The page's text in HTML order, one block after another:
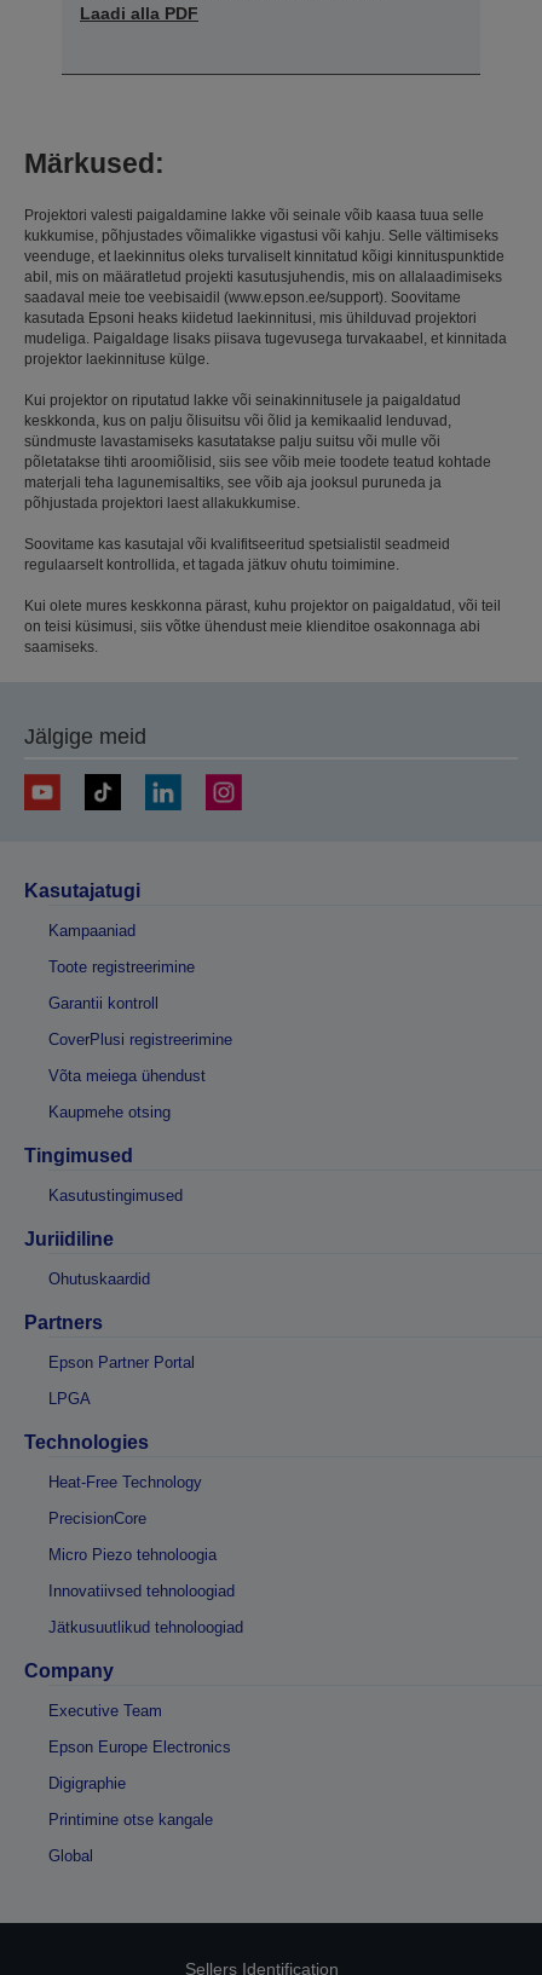
Laadi alla PDF
Märkused:
Projektori valesti paigaldamine lakke või seinale võib kaasa tuua selle
kukkumise, põhjustades võimalikke vigastusi või kahju. Selle vältimiseks
veenduge, et laekinnitus oleks turvaliselt kinnitatud kõigi kinnituspunktide
abil, mis on määratletud projekti kasutusjuhendis, mis on allalaadimiseks
saadaval meie toe veebisaidil (www.epson.ee/support). Soovitame
kasutada Epsoni heaks kiidetud laekinnitusi, mis ühilduvad projektori
mudeliga. Paigaldage lisaks piisava tugevusega turvakaabel, et kinnitada
projektor laekinnituse külge.
Kui projektor on riputatud lakke või seinakinnitusele ja paigaldatud
keskkonda, kus on palju õlisuitsu või õlid ja kemikaalid lenduvad,
sündmuste lavastamiseks kasutatakse palju suitsu või mulle või
põletatakse tihti aroomiõlisid, siis see võib meie toodete teatud kohtade
materjali teha lagunemisaltiks, see võib aja jooksul puruneda ja
põhjustada projektori laest allakukkumise.
Soovitame kas kasutajal või kvalifitseeritud spetsialistil seadmeid
regulaarselt kontrollida, et tagada jätkuv ohutu toimimine.
Kui olete mures keskkonna pärast, kuhu projektor on paigaldatud, või teil
on teisi küsimusi, siis võtke ühendust meie klienditoe osakonnaga abi
saamiseks.
Jälgige meid
Kasutajatugi
Kampaaniad
Toote registreerimine
Garantii kontroll
CoverPlusi registreerimine
Võta meiega ühendust
Kaupmehe otsing
Tingimused
Kasutustingimused
Juriidiline
Ohutuskaardid
Partners
Epson Partner Portal
LPGA
Technologies
Heat-Free Technology
PrecisionCore
Micro Piezo tehnoloogia
Innovatiivsed tehnoloogiad
Jätkusuutlikud tehnoloogiad
Company
Executive Team
Epson Europe Electronics
Digigraphie
Printimine otse kangale
Global
Sellers Identification